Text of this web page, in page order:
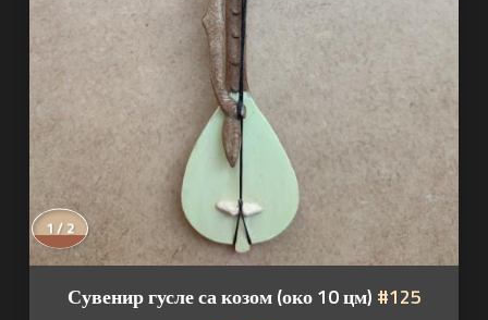
1 / 2
Сувенир гусле са козом (око 10 цм) #125